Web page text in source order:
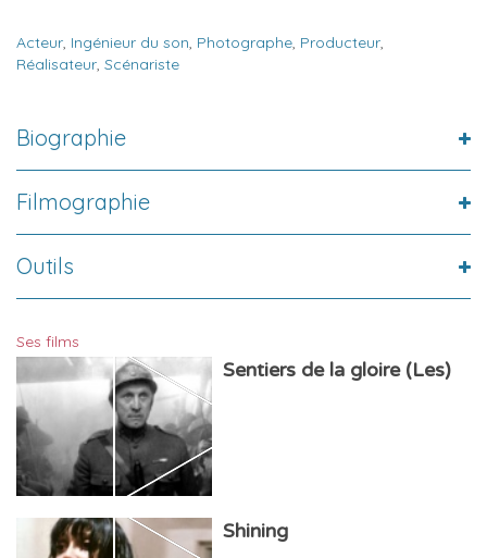
Acteur, Ingénieur du son, Photographe, Producteur,
Réalisateur, Scénariste
Biographie
Filmographie
Outils
Ses films
Sentiers de la gloire (Les)
Shining